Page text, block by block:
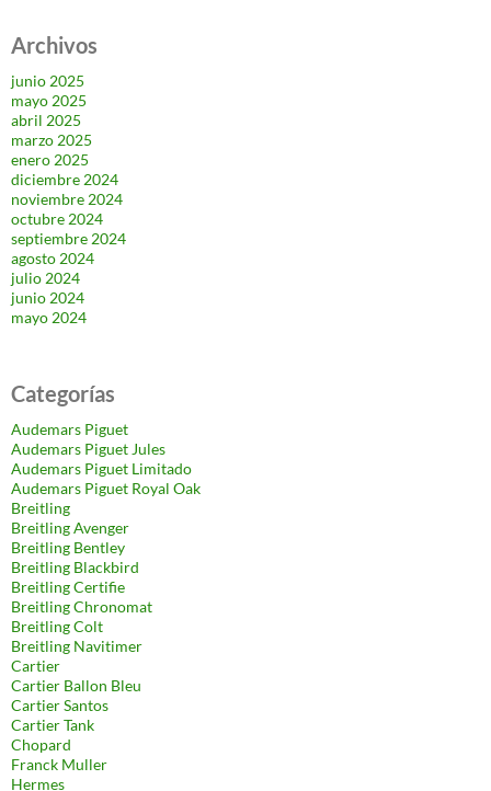
Archivos
junio 2025
mayo 2025
abril 2025
marzo 2025
enero 2025
diciembre 2024
noviembre 2024
octubre 2024
septiembre 2024
agosto 2024
julio 2024
junio 2024
mayo 2024
Categorías
Audemars Piguet
Audemars Piguet Jules
Audemars Piguet Limitado
Audemars Piguet Royal Oak
Breitling
Breitling Avenger
Breitling Bentley
Breitling Blackbird
Breitling Certifie
Breitling Chronomat
Breitling Colt
Breitling Navitimer
Cartier
Cartier Ballon Bleu
Cartier Santos
Cartier Tank
Chopard
Franck Muller
Hermes